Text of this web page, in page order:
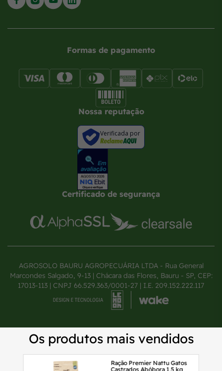
Formas de pagamento
Nossa reputação
Verificada por
Certificado de segurança
AGROSOLO BAURU AGROPECUÁRIA LTDA - Rua General
Marcondes Salgado, 9-13 | Chácara das Flores, Bauru - SP, CEP:
17013-113 | CNPJ 66.529.363/0001-27 | I.E. 209.152.222.117